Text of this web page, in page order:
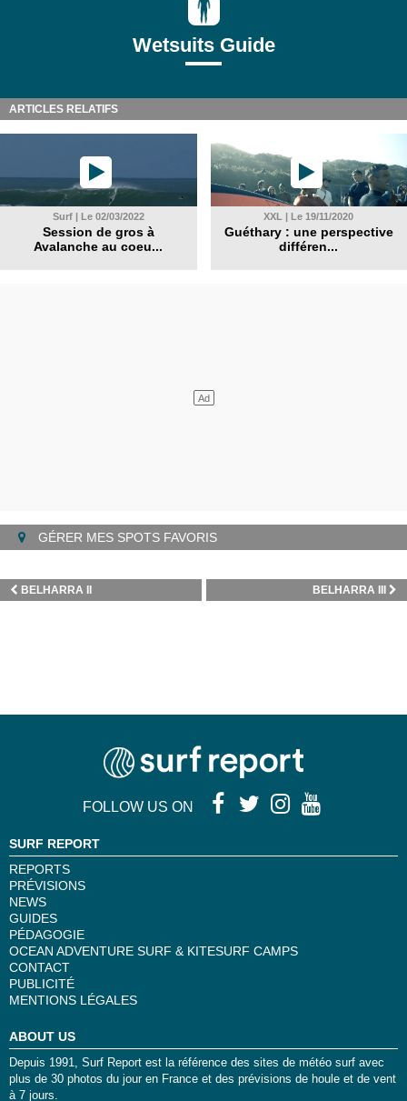
Wetsuits Guide
ARTICLES RELATIFS
Surf | Le 02/03/2022
Session de gros à
Avalanche au coeu...
XXL | Le 19/11/2020
Guéthary : une perspective
différen...
GÉRER MES SPOTS FAVORIS
BELHARRA III
BELHARRA II
FOLLOW US ON
SURF REPORT
REPORTS
PRÉVISIONS
NEWS
GUIDES
PÉDAGOGIE
OCEAN ADVENTURE SURF & KITESURF CAMPS
CONTACT
PUBLICITÉ
MENTIONS LÉGALES
ABOUT US
Depuis 1991, Surf Report est la référence des sites de météo surf avec
plus de 30 photos du jour en France et des prévisions de houle et de vent
à 7 jours.